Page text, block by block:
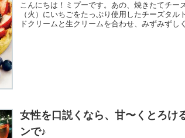
こんにちは！ミプーです。あの、焼きたてチー
（火）にいちごをたっぷり使用したチーズタ
ドクリームと生クリームを合わせ、みずみずし
女性を口説くなら、甘〜くとろけ
ンで♪